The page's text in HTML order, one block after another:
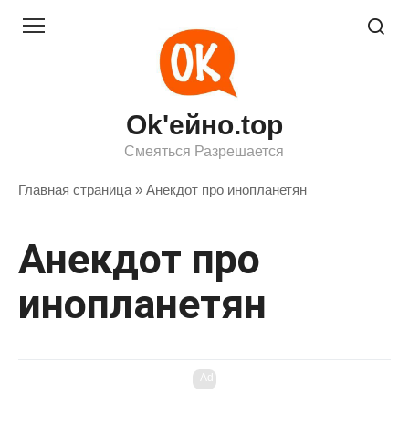
Ok'ейно.top
Смеяться Разрешается
Главная страница » Анекдот про инопланетян
Анекдот про
инопланетян
Ad